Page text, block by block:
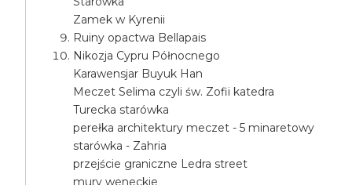
Zamek w Kyrenii
Ruiny opactwa Bellapais
Nikozja Cypru Północnego
Karawensjar Buyuk Han
Meczet Selima czyli św. Zofii katedra
Turecka starówka
perełka architektury meczet - 5 minaretowy
starówka - Zahria
przejście graniczne Ledra street
mury weneckie